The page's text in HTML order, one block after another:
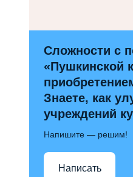
Сложности с
«Пушкинской
Знаете, как
учреждений
Напишите — решим!
Написать